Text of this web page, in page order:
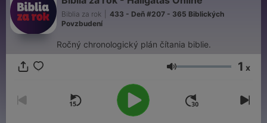
Biblia za rok
433 - Deň #207 - 365 Biblických
Povzbudení
Ročný chronologický plán čítania biblie.
Hangerő 1 x